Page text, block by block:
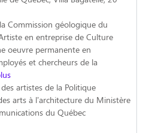
Commission géologique du
en entreprise de Culture
oeuvre permanente en
et chercheurs de la
artistes de la Politique
arts à l’architecture du Ministère
du Québec